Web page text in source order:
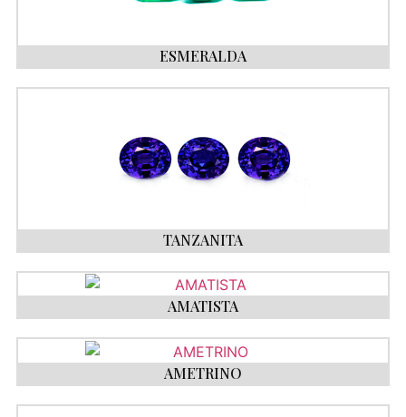
ESMERALDA
TANZANITA
AMATISTA
AMETRINO